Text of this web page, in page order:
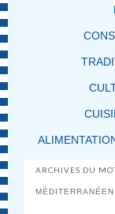
ARCHIVES DU
MÉDITERRANÉEN